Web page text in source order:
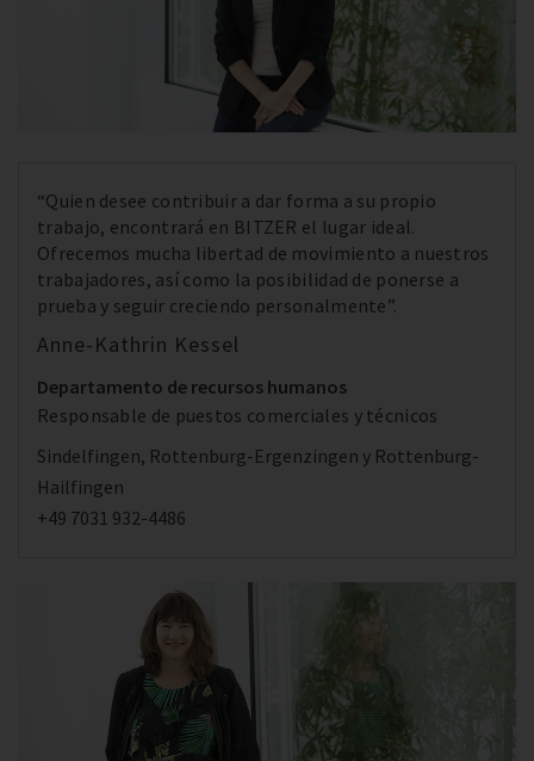
“Quien desee contribuir a dar forma a su propio
trabajo, encontrará en BITZER el lugar ideal.
Ofrecemos mucha libertad de movimiento a nuestros
trabajadores, así como la posibilidad de ponerse a
prueba y seguir creciendo personalmente”.
Anne-Kathrin Kessel
Departamento de recursos humanos
Responsable de puestos comerciales y técnicos
Sindelfingen, Rottenburg-Ergenzingen y Rottenburg-
Hailfingen
+49 7031 932-4486